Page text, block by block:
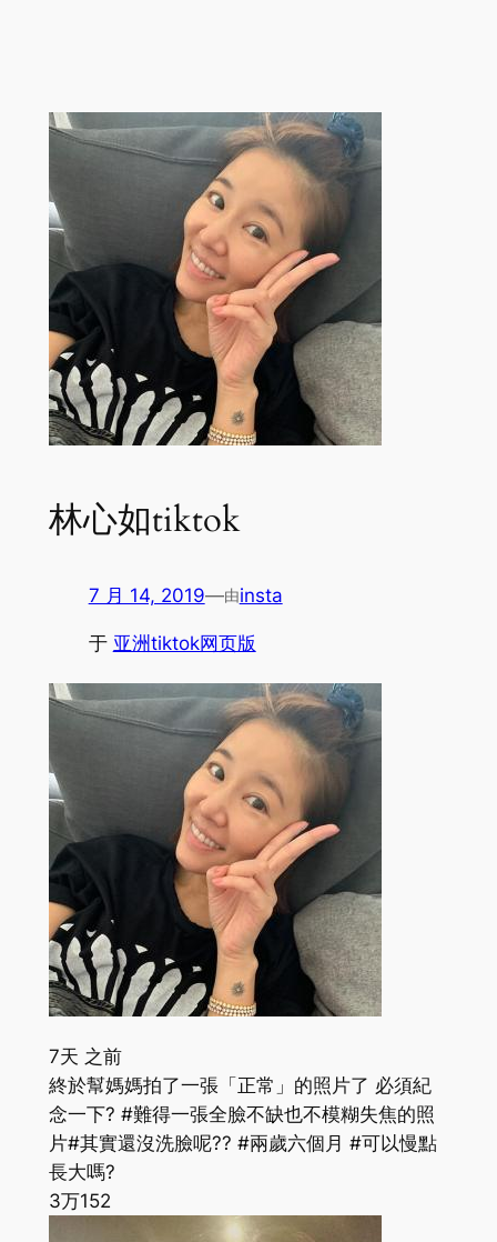
林心如tiktok
7 月 14, 2019—由insta
于 亚洲tiktok网页版
7天 之前
終於幫媽媽拍了一張「正常」的照片了 必須紀
念一下? #難得一張全臉不缺也不模糊失焦的照
片#其實還沒洗臉呢?? #兩歲六個月 #可以慢點
長大嗎?
3万152